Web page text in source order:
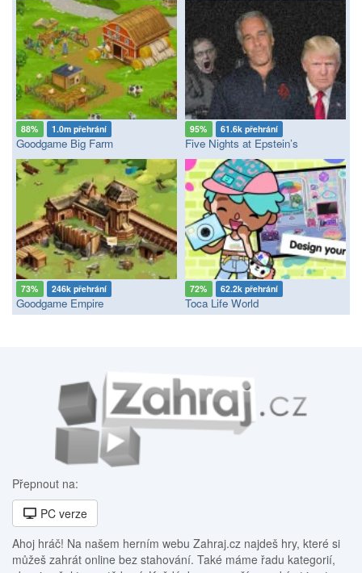
88% 1.0m přehrání
Goodgame Big Farm
95% 61.6k přehrání
Five Nights at Epstein’s
73% 246k přehrání
Goodgame Empire
72% 62.2k přehrání
Toca Life World
Přepnout na:
PC verze
Ahoj hráč! Na našem herním webu Zahraj.cz najdeš hry, které si
můžeš zahrát online bez stahování. Také máme řadu kategorií,